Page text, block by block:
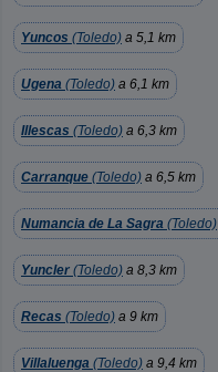
Yuncos (Toledo) a 5,1 km
Ugena (Toledo) a 6,1 km
Illescas (Toledo) a 6,3 km
Carranque (Toledo) a 6,5 km
Numancia de La Sagra (Toledo)
Yuncler (Toledo) a 8,3 km
Recas (Toledo) a 9 km
Villaluenga (Toledo) a 9,4 km